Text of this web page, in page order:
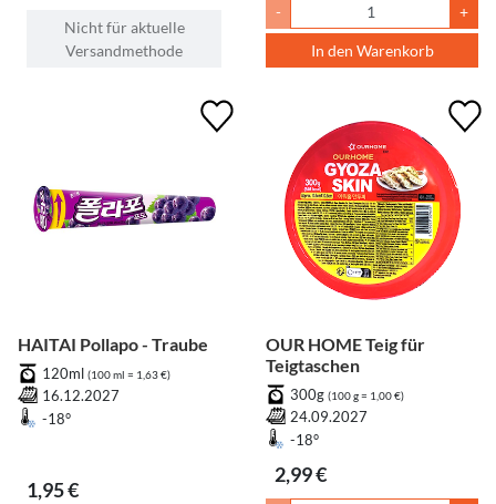
Nicht für aktuelle
Versandmethode
- +
In den Warenkorb
HAITAI Pollapo - Traube
120ml (100 ml = 1,63 €)
16.12.2027
-18°
1,95 €
OUR HOME Teig für
Teigtaschen
300g (100 g = 1,00 €)
24.09.2027
-18°
2,99 €